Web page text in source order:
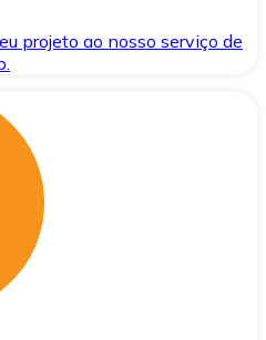
projeto ao nosso serviço de